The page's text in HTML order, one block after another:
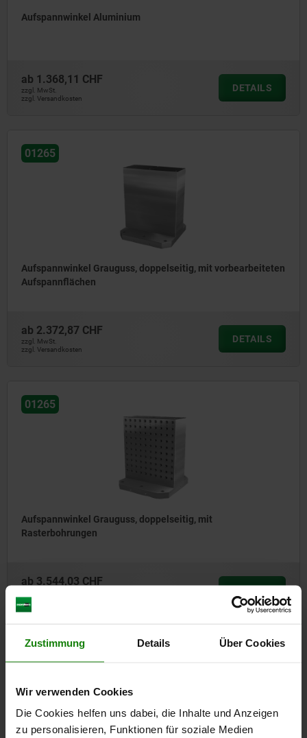
Zustimmung Details Über Cookies
Wir verwenden Cookies
Die Cookies helfen uns dabei, die Inhalte und Anzeigen
zu personalisieren, Funktionen für soziale Medien
Aufspannwinkel Aluminium
ab 1.368,11 CHF
zzgl. MwSt.
zzgl. Versandkosten
DETAILS
01265
Aufspannwinkel Grauguss, doppelseitig, mit vorbearbeiteten
Aufspannflächen
ab 2.372,87 CHF
zzgl. MwSt.
zzgl. Versandkosten
DETAILS
01265
Aufspannwinkel Grauguss, doppelseitig, mit
Rasterbohrungen
ab 3.544,03 CHF